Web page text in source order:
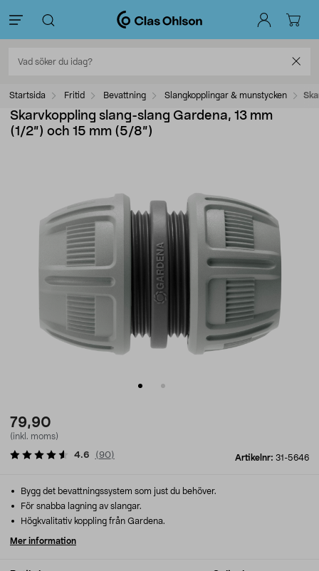
Startsida Fritid Bevattning Slangkopplingar & munstycken
Skarvkoppling slang-slang Gardena, 13 mm
(1/2”) och 15 mm (5/8”)
79,90
(inkl. moms)
Artikelnr: 31-5646
4.6 (90)
Bygg det bevattningssystem som just du behöver.
För snabba lagning av slangar.
Högkvalitativ koppling från Gardena.
Mer information